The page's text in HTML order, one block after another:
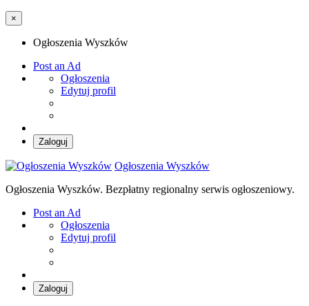
×
Ogłoszenia Wyszków
Post an Ad
Ogłoszenia
Edytuj profil
Zaloguj
Ogłoszenia Wyszków
Ogłoszenia Wyszków. Bezpłatny regionalny serwis ogłoszeniowy.
Post an Ad
Ogłoszenia
Edytuj profil
Zaloguj